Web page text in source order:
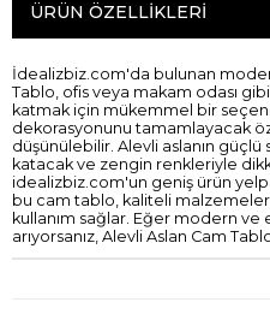
ÜRÜN ÖZELLIKLERI
İdealizbiz.com'da bulunan
Tablo, ofis veya makam odası
katmak için mükemmel bir
dekorasyonunu tamamlayacak
düşünülebilir. Alevli aslanın
katacak ve zengin renkleriyle
idealizbiz.com'un geniş ürün
bu cam tablo, kaliteli
kullanım sağlar. Eğer modern
arıyorsanız, Alevli Aslan Cam